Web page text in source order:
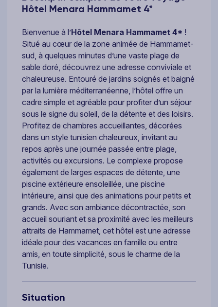
Hôtel Menara Hammamet 4*
Bienvenue à l’Hôtel Menara Hammamet 4* !
Situé au cœur de la zone animée de Hammamet-
sud, à quelques minutes d’une vaste plage de
sable doré, découvrez une adresse conviviale et
chaleureuse. Entouré de jardins soignés et baigné
par la lumière méditerranéenne, l’hôtel offre un
cadre simple et agréable pour profiter d’un séjour
sous le signe du soleil, de la détente et des loisirs.
Profitez de chambres accueillantes, décorées
dans un style tunisien chaleureux, invitant au
repos après une journée passée entre plage,
activités ou excursions. Le complexe propose
également de larges espaces de détente, une
piscine extérieure ensoleillée, une piscine
intérieure, ainsi que des animations pour petits et
grands. Avec son ambiance décontractée, son
accueil souriant et sa proximité avec les meilleurs
attraits de Hammamet, cet hôtel est une adresse
idéale pour des vacances en famille ou entre
amis, en toute simplicité, sous le charme de la
Tunisie.
Situation